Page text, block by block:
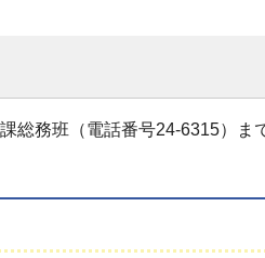
務班（電話番号24-6315）ま